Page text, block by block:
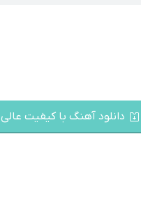
دانلود آهنگ با کیفیت عالی 320